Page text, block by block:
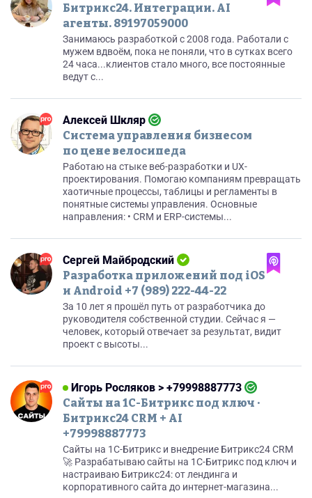
Битрикс24. Интеграции. AI
агенты. 89197059000
Занимаюсь разработкой с 2008 года. Работали с
мужем вдвоём, пока не поняли, что в сутках всего
24 часа...клиентов стало много, все постоянные
ведут с...
Алексей Шкляр
Система управления бизнесом
по цене велосипеда
Работаю на стыке веб-разработки и UX-
проектирования. Помогаю компаниям превращать
хаотичные процессы, таблицы и регламенты в
понятные системы управления. Основные
направления: • CRM и ERP-системы...
Сергей Майбродский
Разработка приложений под iOS
и Android +7 (989) 222-44-22
За 10 лет я прошёл путь от разработчика до
руководителя собственной студии. Сейчас я —
человек, который отвечает за результат, видит
проект с высоты...
Игорь Росляков > +79998887773
Сайты на 1С-Битрикс под ключ ·
Битрикс24 CRM + AI
+79998887773
Сайты на 1С-Битрикс и внедрение Битрикс24 CRM
🚀 Разрабатываю сайты на 1С-Битрикс под ключ и
настраиваю Битрикс24: от лендинга и
корпоративного сайта до интернет-магазина...